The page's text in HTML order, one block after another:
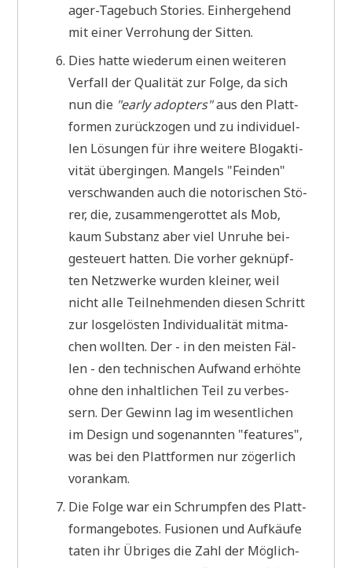
ager-Tage­buch Sto­ries. Ein­her­ge­hend
mit einer Ver­ro­hung der Sitten.
Dies hat­te wie­der­um einen wei­te­ren
Ver­fall der Qua­li­tät zur Fol­ge, da sich
nun die "ear­ly adop­ters"aus den Platt­
for­men zurück­zo­gen und zu indi­vi­du­el­
len Lösun­gen für ihre wei­te­re Blog­ak­ti­
vi­tät über­gin­gen. Man­gels "Fein­den"
ver­schwan­den auch die noto­ri­schen Stö­
rer, die, zusam­men­ge­rot­tet als Mob,
kaum Sub­stanz aber viel Unru­he bei­
gesteu­ert hat­ten. Die vor­her geknüpf­
ten Netz­wer­ke wur­den klei­ner, weil
nicht alle Teil­neh­men­den die­sen Schritt
zur los­ge­lö­sten Indi­vi­dua­li­tät mit­ma­
chen woll­ten. Der - in den mei­sten Fäl­
len - den tech­ni­schen Auf­wand erhöh­te
ohne den inhalt­li­chen Teil zu ver­bes­
sern. Der Gewinn lag im wesent­li­chen
im Design und soge­nann­ten "fea­tures",
was bei den Platt­for­men nur zöger­lich
vorankam.
Die Fol­ge war ein Schrump­fen des Platt­
form­an­ge­bo­tes. Fusio­nen und Auf­käu­fe
taten ihr Übri­ges die Zahl der Mög­lich­